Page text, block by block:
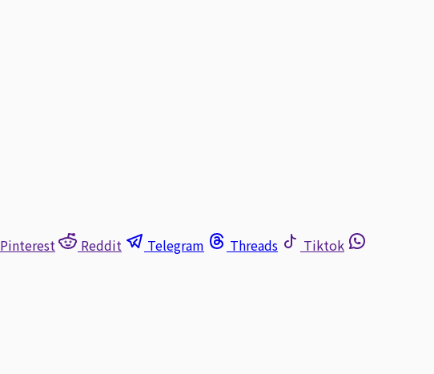
Pinterest Reddit Telegram Threads
Tiktok